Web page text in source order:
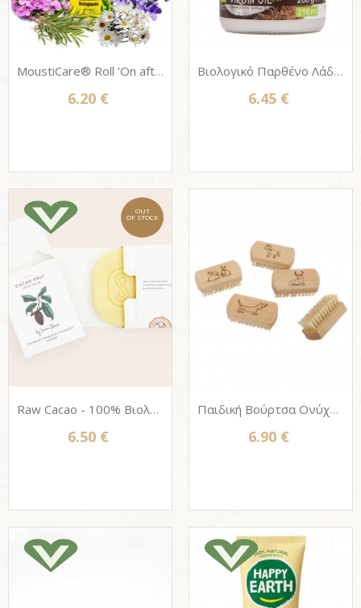
MoustiCare® Roll ’On after bites ORGANIC - Βιολογικό Έλαιο ανακούφισης μετά το τσίμπημα, 5ml
6.20 €
Βιολογικό Παρθένο Λάδι Καρύδας ψυχρής έκθλιψης 7elements 200g (216ml)
6.45 €
OUT
OF STOCK
Raw Cacao - 100% Βιολογική Στερεά Ενυδατική κρέμα SAVON STORIES από
6.50 €
Παιδική Βούρτσα Ονύχων ξύλινη με φυσική τρίχα, Redecker (μοτίβα ζώων)
6.90 €